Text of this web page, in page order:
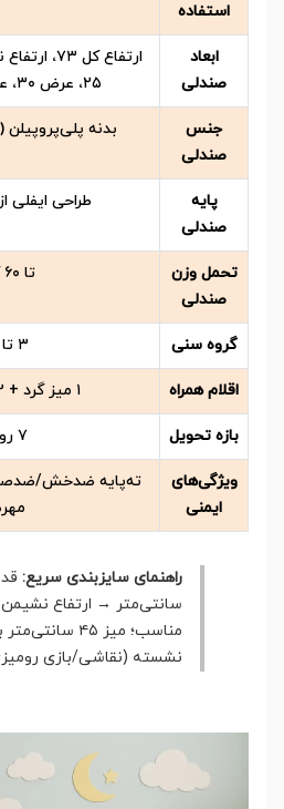
استفاده
ابعاد
صندلی
۲۵، عرض ۳۰، عمق ۳۰ سانتی‌متر
جنس
صندلی
بدنه پلی‌پروپیلن (PP) قابل شست‌وشو
پایه
صندلی
طراحی ایفلی
تحمل وزن
صندلی
تا ۶۰ کیلوگرم
گروه سنی ۳ تا ۷ سال
اقلام همراه ۱ میز گرد + ۲ صندلی کودک
بازه تحویل ۷ روز کاری
ویژگی‌های
ایمنی
ته‌پایه ضدخش/
راهنمای سایزبندی سریع:
مناسب؛ میز ۴۵
نشسته (نقاشی/بازی